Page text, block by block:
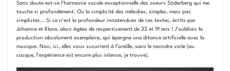
Sans doute est-ce l’harmonie vocale exceptionnelle des soeurs Söderberg qui me
touche si profondément. Ou la simplicité des mélodies, simples, mais pas
simplistes… Si ce n’est la profondeur innatendues de ces textes, écrits par
Johanna et Klara, alors âgées de respectivement de 22 et 19 ans ! J’oubliais la
production absolument exemplaire, qui épargne une ditance artificielle avec la
musique. Non, ici, elles vous susurrent à l’oreille, sans le moindre voile (au
casque, l’expérience est encore plus intense, je trouve).